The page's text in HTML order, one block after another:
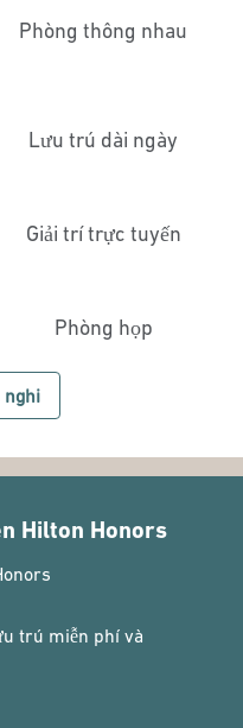
Phòng thông nhau
Lưu trú dài ngày
Giải trí trực tuyến
Phòng họp
nghi
Hilton Honors
trú miễn phí và